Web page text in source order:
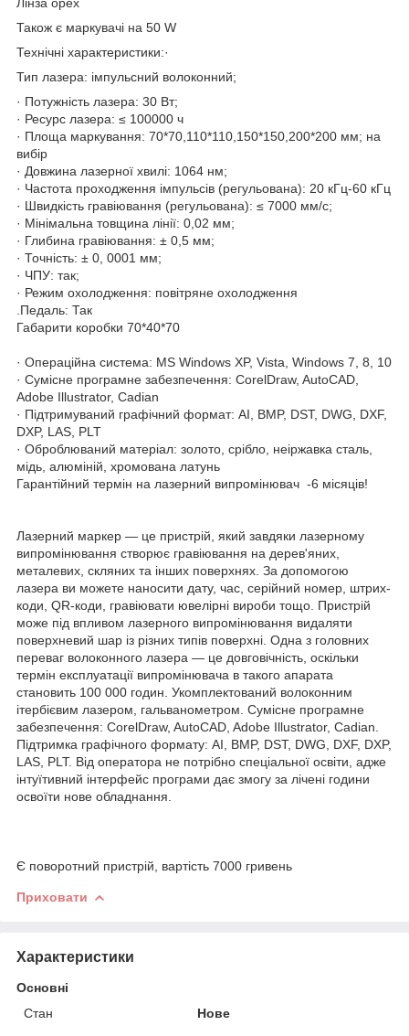
Також є маркувачі на 50 W
Технічні характеристики:·
Тип лазера: імпульсний волоконний;
· Потужність лазера: 30 Вт;
· Ресурс лазера: ≤ 100000 ч
· Площа маркування: 70*70,110*110,150*150,200*200 мм; на
вибір
· Довжина лазерної хвилі: 1064 нм;
· Частота проходження імпульсів (регульована): 20 кГц-60 кГц
· Швидкість гравіювання (регульована): ≤ 7000 мм/с;
· Мінімальна товщина лінії: 0,02 мм;
· Глибина гравіювання: ± 0,5 мм;
· Точність: ± 0, 0001 мм;
· ЧПУ: так;
· Режим охолодження: повітряне охолодження
.Педаль: Так
Габарити коробки 70*40*70
· Операційна система: MS Windows XP, Vista, Windows 7, 8, 10
· Сумісне програмне забезпечення: CorelDraw, AutoCAD,
Adobe Illustrator, Cadian
· Підтримуваний графічний формат: AI, BMP, DST, DWG, DXF,
DXP, LAS, PLT
· Оброблюваний матеріал: золото, срібло, неіржавка сталь,
мідь, алюміній, хромована латунь
Гарантійний термін на лазерний випромінювач -6 місяців!
Лазерний маркер — це пристрій, який завдяки лазерному
випромінювання створює гравіювання на дерев'яних,
металевих, скляних та інших поверхнях. За допомогою
лазера ви можете наносити дату, час, серійний номер, штрих-
коди, QR-коди, гравіювати ювелірні вироби тощо. Пристрій
може під впливом лазерного випромінювання видаляти
поверхневий шар із різних типів поверхні. Одна з головних
переваг волоконного лазера — це довговічність, оскільки
термін експлуатації випромінювача в такого апарата
становить 100 000 годин. Укомплектований волоконним
ітербієвим лазером, гальванометром. Сумісне програмне
забезпечення: CorelDraw, AutoCAD, Adobe Illustrator, Cadian.
Підтримка графічного формату: AI, BMP, DST, DWG, DXF, DXP,
LAS, PLT. Від оператора не потрібно спеціальної освіти, адже
інтуїтивний інтерфейс програми дає змогу за лічені години
освоїти нове обладнання.
Є поворотний пристрій, вартість 7000 гривень
Приховати
Характеристики
Основні
Стан
Нове